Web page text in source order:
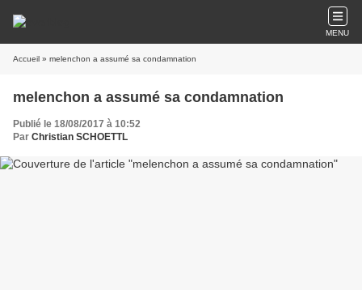
MENU
Accueil » melenchon a assumé sa condamnation
melenchon a assumé sa condamnation
Publié le 18/08/2017 à 10:52
Par Christian SCHOETTL